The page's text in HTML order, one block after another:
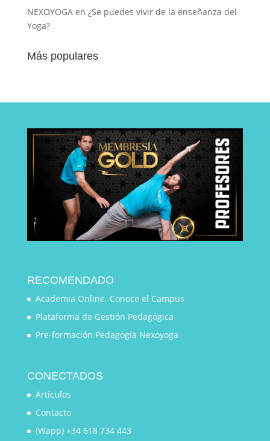
NEXOYOGAen ¿Se puedes vivir de la enseñanza del
Yoga?
Más populares
RECOMENDADO
Academia Online. Conoce el Campus
Plataforma de Gestión Pedagógica
Pre-formación Pedagogía Nexoyoga
CONECTADOS
Artículos
Contacto
(Wapp) +34 618 734 443